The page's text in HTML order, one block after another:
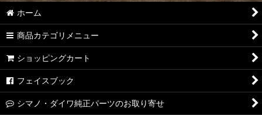
ホーム
商品カテゴリメニュー
ショッピングカート
フェイスブック
シマノ・ダイワ純正パーツのお取り寄せ